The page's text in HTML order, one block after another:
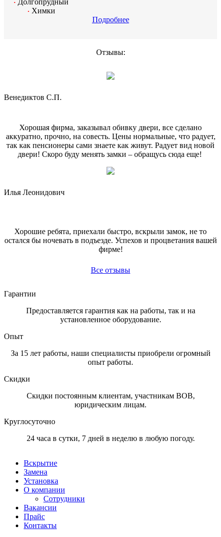
•
• Химки
Подробнее
Отзывы:
Венедиктов С.П.
Хорошая фирма, заказывал обивку двери, все сделано
аккуратно, прочно, на совесть. Цены нормальные, что радует,
так как пенсионеры сами знаете как живут. Радует вид новой
двери! Скоро буду менять замки – обращусь сюда еще!
Илья Леонидович
Хорошие ребята, приехали быстро, вскрыли замок, не то
остался бы ночевать в подъезде. Успехов и процветания вашей
фирме!
Все отзывы
Гарантии
Предоставляется гарантия как на работы, так и на
установленное оборудование.
Опыт
За 15 лет работы, наши специалисты приобрели огромный
опыт работы.
Скидки
Скидки постоянным клиентам, участникам ВОВ,
юридическим лицам.
Круглосуточно
24 часа в сутки, 7 дней в неделю в любую погоду.
Вскрытие
Замена
Установка
О компании
Сотрудники
Вакансии
Прайс
Контакты